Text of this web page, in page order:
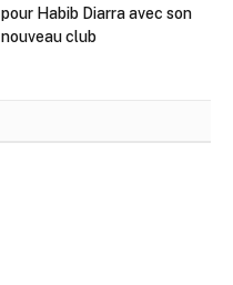
pour Habib Diarra avec son
nouveau club